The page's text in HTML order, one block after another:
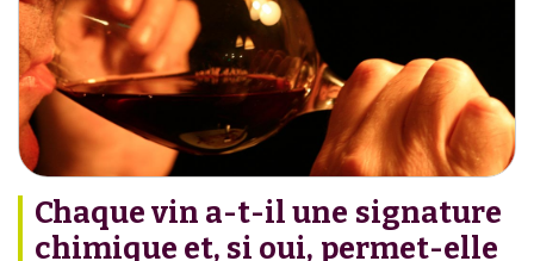
Chaque vin a-t-il une signature
chimique et, si oui, permet-elle